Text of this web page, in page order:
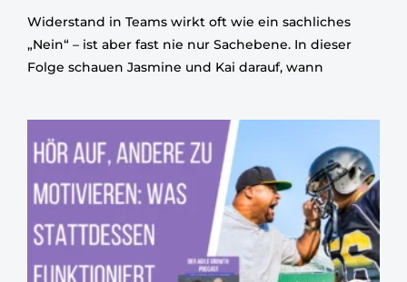
Widerstand in Teams wirkt oft wie ein sachliches
„Nein“ – ist aber fast nie nur Sachebene. In dieser
Folge schauen Jasmine und Kai darauf, wann